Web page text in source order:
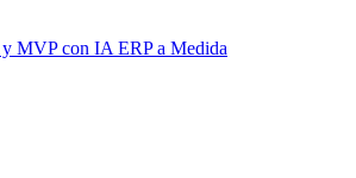
MVP con IA ERP a Medida